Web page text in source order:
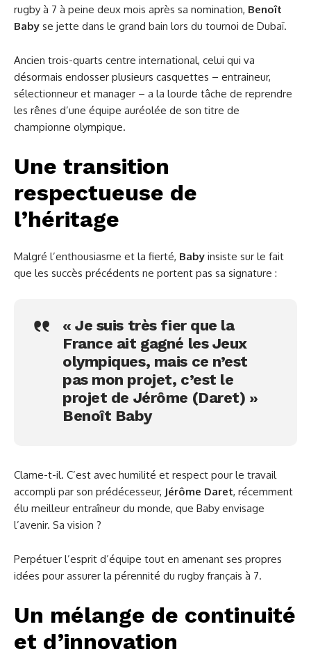
rugby à 7 à peine deux mois après sa nomination, Benoît
Baby se jette dans le grand bain lors du tournoi de Dubaï.
Ancien trois-quarts centre international, celui qui va
désormais endosser plusieurs casquettes – entraineur,
sélectionneur et manager – a la lourde tâche de reprendre
les rênes d’une équipe auréolée de son titre de
championne olympique.
Une transition
respectueuse de
l’héritage
Malgré l’enthousiasme et la fierté, Baby insiste sur le fait
que les succès précédents ne portent pas sa signature :
« Je suis très fier que la
France ait gagné les Jeux
olympiques, mais ce n’est
pas mon projet, c’est le
projet de Jérôme (Daret) »
Benoît Baby
Clame-t-il. C’est avec humilité et respect pour le travail
accompli par son prédécesseur, Jérôme Daret, récemment
élu meilleur entraîneur du monde, que Baby envisage
l’avenir. Sa vision ?
Perpétuer l’esprit d’équipe tout en amenant ses propres
idées pour assurer la pérennité du rugby français à 7.
Un mélange de continuité
et d’innovation